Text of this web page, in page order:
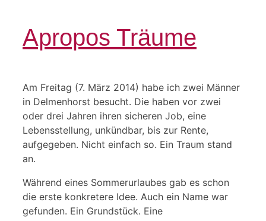
Apropos Träume
Am Freitag (7. März 2014) habe ich zwei Männer
in Delmenhorst besucht. Die haben vor zwei
oder drei Jahren ihren sicheren Job, eine
Lebensstellung, unkündbar, bis zur Rente,
aufgegeben. Nicht einfach so. Ein Traum stand
an.
Während eines Sommerurlaubes gab es schon
die erste konkretere Idee. Auch ein Name war
gefunden. Ein Grundstück. Eine